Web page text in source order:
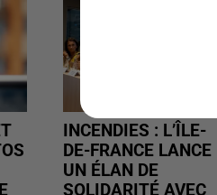
INCENDIES : L’ÎLE-
DE-FRANCE LANCE
UN ÉLAN DE
SOLIDARITÉ AVEC